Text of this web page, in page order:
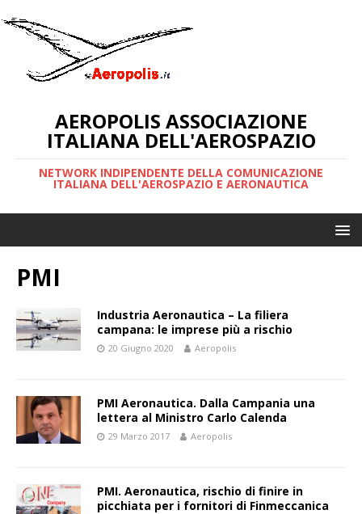
AEROPOLIS ASSOCIAZIONE
ITALIANA DELL'AEROSPAZIO
NETWORK INDIPENDENTE DELLA COMUNICAZIONE
ITALIANA DELL'AEROSPAZIO E AERONAUTICA
PMI
Industria Aeronautica – La filiera
campana: le imprese più a rischio
20 Giugno 2020 Aeropolis
PMI Aeronautica. Dalla Campania una
lettera al Ministro Carlo Calenda
29 Marzo 2017 Aeropolis
PMI. Aeronautica, rischio di finire in
picchiata per i fornitori di Finmeccanica